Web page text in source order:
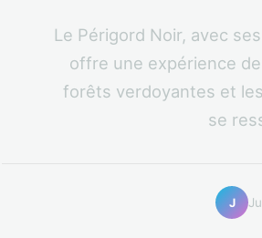
Le Périgord Noir, avec
offre une expérience
forêts verdoyantes et
se
J